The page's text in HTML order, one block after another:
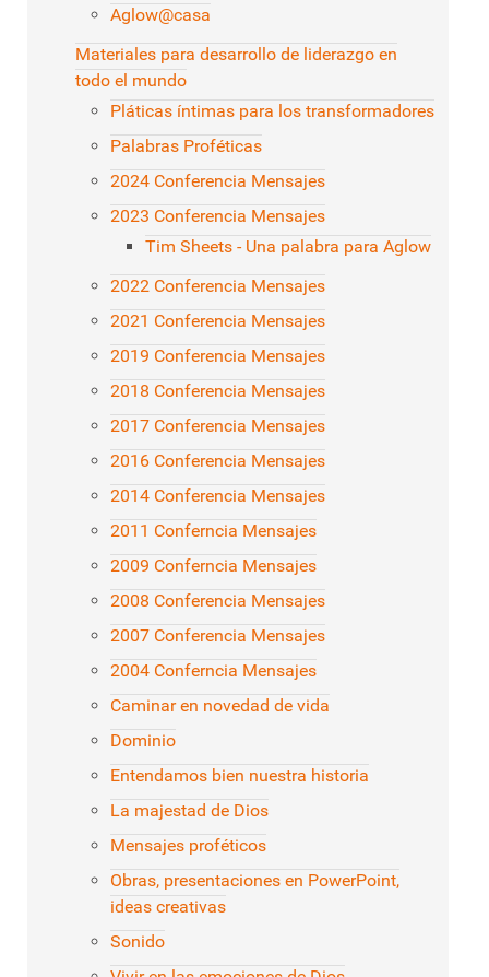
Aglow@casa
Materiales para desarrollo de liderazgo en
todo el mundo
Pláticas íntimas para los transformadores
Palabras Proféticas
2024 Conferencia Mensajes
2023 Conferencia Mensajes
Tim Sheets - Una palabra para Aglow
2022 Conferencia Mensajes
2021 Conferencia Mensajes
2019 Conferencia Mensajes
2018 Conferencia Mensajes
2017 Conferencia Mensajes
2016 Conferencia Mensajes
2014 Conferencia Mensajes
2011 Conferncia Mensajes
2009 Conferncia Mensajes
2008 Conferencia Mensajes
2007 Conferencia Mensajes
2004 Conferncia Mensajes
Caminar en novedad de vida
Dominio
Entendamos bien nuestra historia
La majestad de Dios
Mensajes proféticos
Obras, presentaciones en PowerPoint,
ideas creativas
Sonido